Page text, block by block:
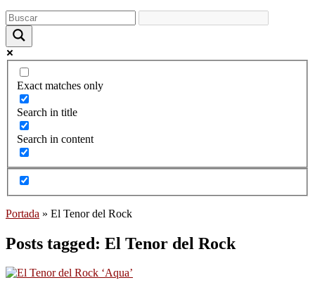
Exact matches only
Search in title
Search in content
Portada » El Tenor del Rock
Posts tagged: El Tenor del Rock